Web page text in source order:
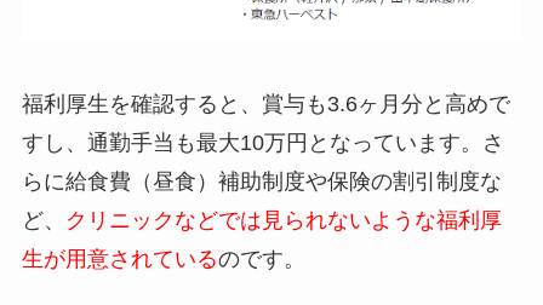
福利厚生を確認すると、賞与も3.6ヶ月分と高めで
すし、通勤手当も最大10万円となっています。さ
らに給食費（昼食）補助制度や保険の割引制度な
ど、
クリニックなどでは見られないような福利厚
生が用意されているのです。